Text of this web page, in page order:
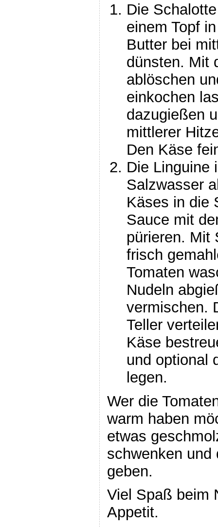
Die
einem Topf
Butter bei
dünsten. Mit
ablöschen
einkochen
dazugießen
mittlerer
Den Käse
Die Linguine
Salzwasser
Käses in die
Sauce mit
pürieren. Mit
frisch
Tomaten
Nudeln
vermischen.
Teller
Käse
und optional
legen.
Wer die
warm haben
etwas
schwenken und
geben.
Viel Spaß beim
Appetit.